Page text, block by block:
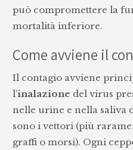
può compromettere la
mortalità inferiore.
Come avviene il
Il contagio avviene
l’inalazione del virus
nelle urine e nella saliva
sono i vettori (più
graffi o morsi). Ogni